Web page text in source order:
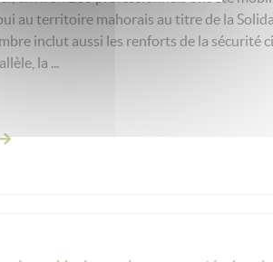
au territoire mahorais au titre de la
inclut aussi les renforts de la sécurité
la ...